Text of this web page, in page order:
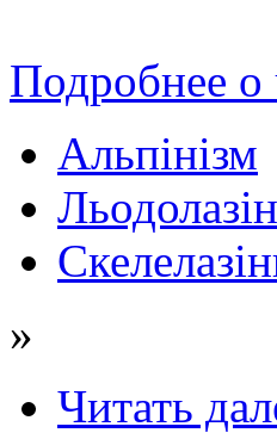
Подробнее о
Альпінізм
»
Читать